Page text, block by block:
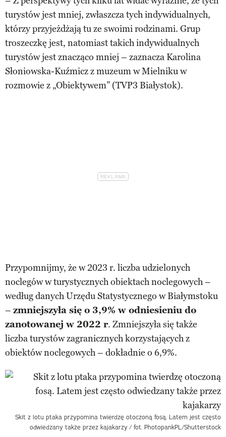
turystów jest mniej, zwłaszcza tych indywidualnych,
którzy przyjeżdżają tu ze swoimi rodzinami. Grup
troszeczkę jest, natomiast takich indywidualnych
turystów jest znacząco mniej – zaznacza Karolina
Słoniowska-Kuźmicz z muzeum w Mielniku w
rozmowie z „Obiektywem” (TVP3 Białystok).
Przypomnijmy, że w 2023 r. liczba udzielonych
noclegów w turystycznych obiektach noclegowych –
według danych Urzędu Statystycznego w Białymstoku
– zmniejszyła się o 3,9% w odniesieniu do
zanotowanej w 2022 r. Zmniejszyła się także
liczba turystów zagranicznych korzystających z
obiektów noclegowych – dokładnie o 6,9%.
Skit z lotu ptaka przypomina twierdzę otoczoną fosą. Latem jest często
odwiedzany także przez kajakarzy / fot. PhotopankPL/Shutterstock